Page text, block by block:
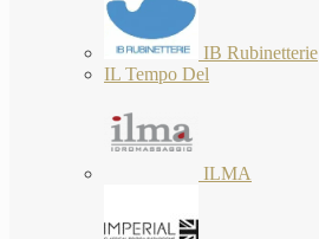
IB Rubinetterie
IL Tempo Del
ILMA